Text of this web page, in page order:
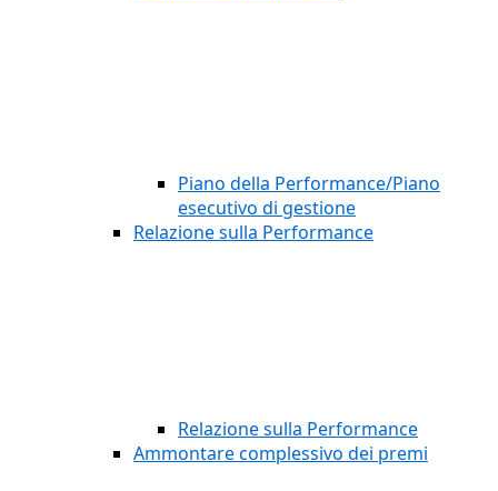
Piano della Performance/Piano
esecutivo di gestione
Relazione sulla Performance
Relazione sulla Performance
Ammontare complessivo dei premi